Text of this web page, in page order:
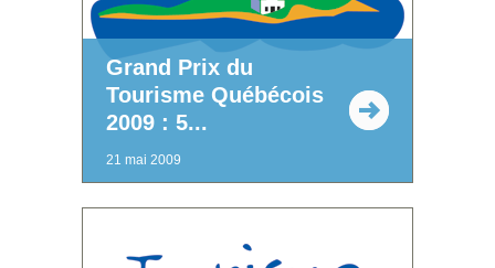
Grand Prix du
Tourisme Québécois
2009 : 5...
21 mai 2009